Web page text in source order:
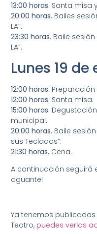
13:00 horas. Santa misa
20:00 horas. Bailes
LA”.
23:30 horas. Baile
LA”.
Lunes 19 de
12:00 horas.
12:00 horas. Santa misa.
15:00 horas.
municipal.
20:00 horas. Baile
sus Teclados”.
21:30 horas. Cena.
A continuación seguirá
aguante!
Ya tenemos
Teatro, puedes verlas